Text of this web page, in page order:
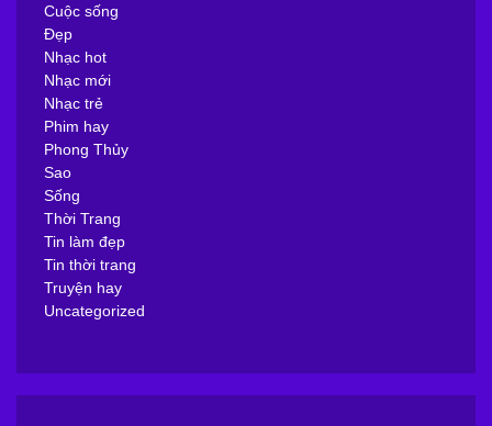
Cuộc sống
Đẹp
Nhạc hot
Nhạc mới
Nhạc trẻ
Phim hay
Phong Thủy
Sao
Sống
Thời Trang
Tin làm đẹp
Tin thời trang
Truyện hay
Uncategorized